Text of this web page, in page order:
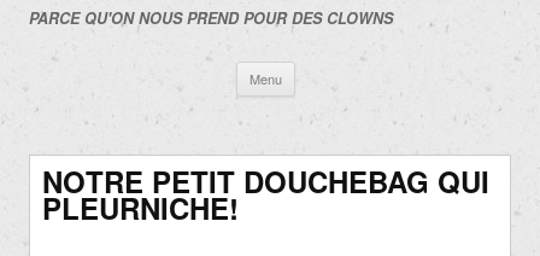
PARCE QU'ON NOUS PREND POUR DES CLOWNS
Menu
contenu
NOTRE PETIT DOUCHEBAG QUI
PLEURNICHE!